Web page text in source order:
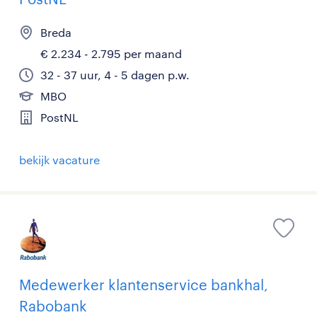
Breda
€ 2.234 - 2.795 per maand
32 - 37 uur, 4 - 5 dagen p.w.
MBO
PostNL
bekijk vacature
Medewerker klantenservice bankhal,
Rabobank